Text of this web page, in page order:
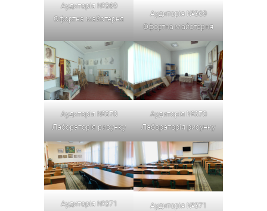
Аудиторія №369
Офортна майстерня
Аудиторія №369
Офортна майстерня
Аудиторія №370
Лабораторія рисунку
Аудиторія №370
Лабораторія рисунку
Аудиторія №371
Аудиторія №371